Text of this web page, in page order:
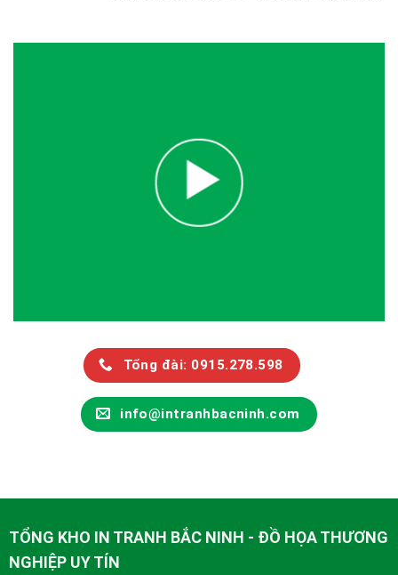
Tổng đài: 0915.278.598
info@intranhbacninh.com
TỔNG KHO IN TRANH BẮC NINH - ĐỒ HỌA THƯƠNG
NGHIỆP UY TÍN